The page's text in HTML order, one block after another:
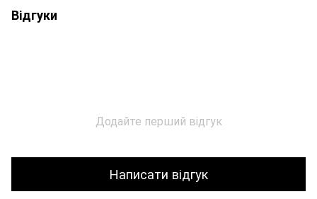
Відгуки
Додайте перший відгук
Написати відгук